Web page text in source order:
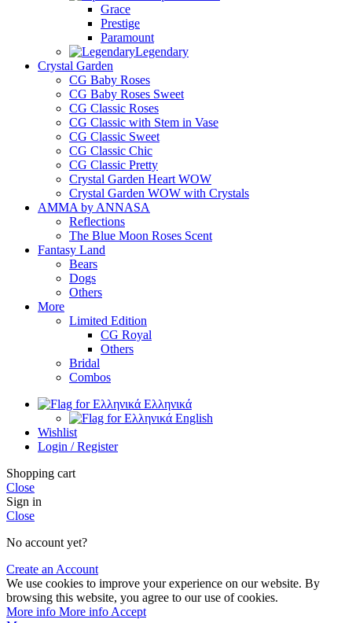
Grace
Prestige
Paramount
Legendary
Crystal Garden
CG Baby Roses
CG Baby Roses Sweet
CG Classic Roses
CG Classic with Stem in Vase
CG Classic Sweet
CG Classic Chic
CG Classic Pretty
Crystal Garden Heart WOW
Crystal Garden WOW with Crystals
AMMA by ANNASA
Reflections
The Blue Moon Roses Scent
Fantasy Land
Bears
Dogs
Others
More
Limited Edition
CG Royal
Others
Bridal
Combos
Ελληνικά
English
Wishlist
Login / Register
Shopping cart
Close
Sign in
Close
No account yet?
Create an Account
We use cookies to improve your experience on our website. By
browsing this website, you agree to our use of cookies.
More info More info Accept